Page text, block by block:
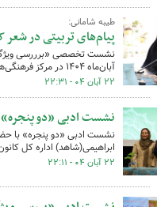
طیبه شامانی:
پیام‌های تربیتی در شعر
آبان‌ماه ۱۴۰۴ در مرکز فرهنگی‌هنری شماره پنج کانون اردبیل برگزار شد.
۲۲ آبان ۰۴ - ۲۲:۳۱
نشست ادبی «دو پنجره»
ابراهیمی(شاهد) اداره کل
۲۲ آبان ۰۴ - ۲۲:۱۱